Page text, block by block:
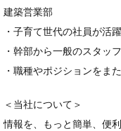
建築営業部
・子育て世代の社員が活
・幹部から一般のスタッ
・職種やポジションをま
＜当社について＞
情報を、もっと簡単、便